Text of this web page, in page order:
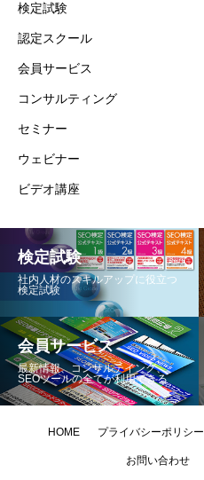
検定試験
認定スクール
会員サービス
コンサルティング
セミナー
ウェビナー
ビデオ講座
検定試験
社内人材のスキルアップに役立つ
検定試験
会員サービス
最新情報、コンサルテイング、
SEOツールの全てが利用できる
HOME プライバシーポリシー
お問い合わせ